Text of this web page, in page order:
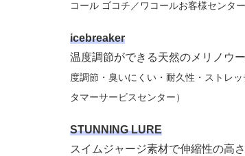
コール ゴコチ／ワコールお客様センター
icebreaker
温度調節ができる天然のメリノウ
度調節・臭いにくい・耐久性・ストレ
タマーサービスセンター）
STUNNING LURE
スイムジャージ素材で伸縮性の高